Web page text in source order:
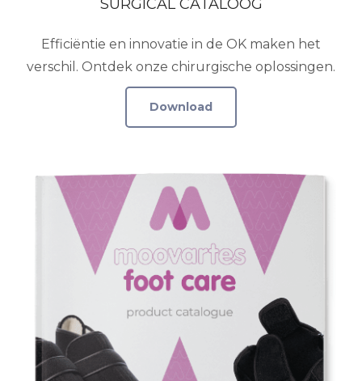
SURGICAL CATALOOG
Efficiëntie en innovatie in de OK maken het
verschil. Ontdek onze chirurgische oplossingen.
Download